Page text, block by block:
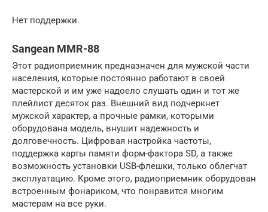
Нет поддержки.
Sangean MMR-88
Этот радиоприемник предназначен для мужской части
населения, которые постоянно работают в своей
мастерской и им уже надоело слушать один и тот же
плейлист десяток раз. Внешний вид подчеркнет
мужской характер, а прочные рамки, которыми
оборудована модель, внушит надежность и
долговечность. Цифровая настройка частоты,
поддержка карты памяти форм-фактора SD, а также
возможность установки USB-флешки, только облегчат
эксплуатацию. Кроме этого, радиоприемник оборудован
встроенным фонариком, что понравится многим
мастерам на все руки.